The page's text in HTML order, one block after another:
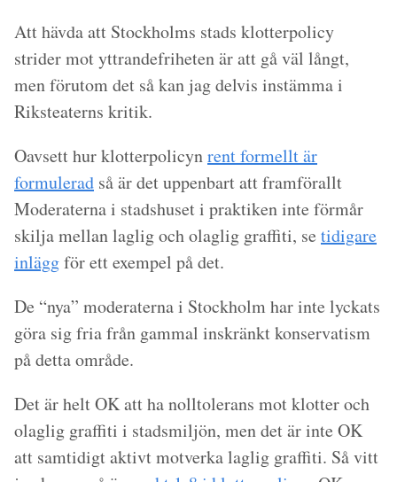
Att hävda att Stockholms stads klotterpolicy
strider mot yttrandefriheten är att gå väl långt,
men förutom det så kan jag delvis instämma i
Riksteaterns kritik.
Oavsett hur klotterpolicynrent formellt är
formulerad så är det uppenbart att framförallt
Moderaterna i stadshuset i praktiken inte förmår
skilja mellan laglig och olaglig graffiti, se tidigare
inläggför ett exempel på det.
De “nya” moderaterna i Stockholm har inte lyckats
göra sig fria från gammal inskränkt konservatism
på detta område.
Det är helt OK att ha nolltolerans mot klotter och
olaglig graffiti i stadsmiljön, men det är inte OK
att samtidigt aktivt motverka laglig graffiti. Så vitt